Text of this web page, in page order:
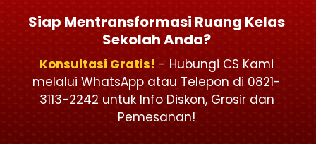
Siap Mentransformasi Ruang Kelas
Sekolah Anda?
Konsultasi Gratis! - Hubungi CS Kami
melalui WhatsApp atau Telepon di 0821-
3113-2242 untuk Info Diskon, Grosir dan
Pemesanan!